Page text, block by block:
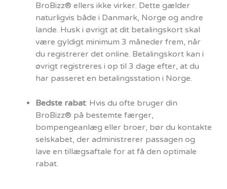
BroBizz® ellers ikke virker. Dette gælder
naturligvis både i Danmark, Norge og andre
lande. Husk i øvrigt at dit betalingskort skal
være gyldigt minimum 3 måneder frem, når
du registrerer det online. Betalingskort kan i
øvrigt registreres i op til 3 dage efter, at du
har passeret en betalingsstation i Norge.
Bedste rabat: Hvis du ofte bruger din
BroBizz® på bestemte færger,
bompengeanlæg eller broer, bør du kontakte
selskabet, der administrerer passagen og
lave en tillægsaftale for at få den optimale
rabat.